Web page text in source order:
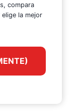
compara
la mejor